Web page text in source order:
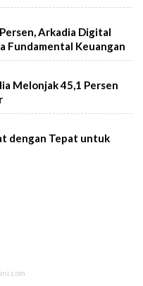
Arkadia Digital
Fundamental Keuangan
Melonjak 45,1 Persen
dengan Tepat untuk